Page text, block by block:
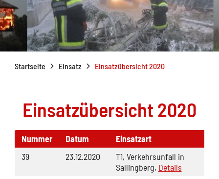
Startseite Einsatz Einsatzübersicht 2020
Einsatzübersicht 2020
Nummer Datum
Einsatzart
39
23.12.2020
T1, Verkehrsunfall in
Sallingberg, Details